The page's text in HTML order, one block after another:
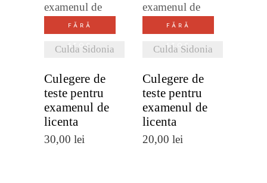
recente
FĂRĂ
STOC
Culda Sidonia
DETALII
Culegere de
teste pentru
examenul de
licenta
30,00 lei
FĂRĂ
STOC
Culda Sidonia
DETALII
Culegere de
teste pentru
examenul de
licenta
20,00 lei